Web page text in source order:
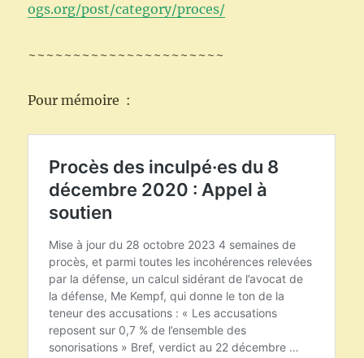
ogs.org/post/category/proces/
~~~~~~~~~~~~~~~~~~~~~~
Pour mémoire :